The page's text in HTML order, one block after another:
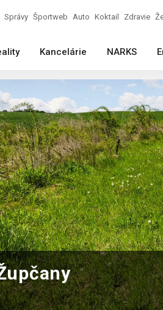
Správy Športweb Auto Koktail Zdravie
Kancelárie NARKS